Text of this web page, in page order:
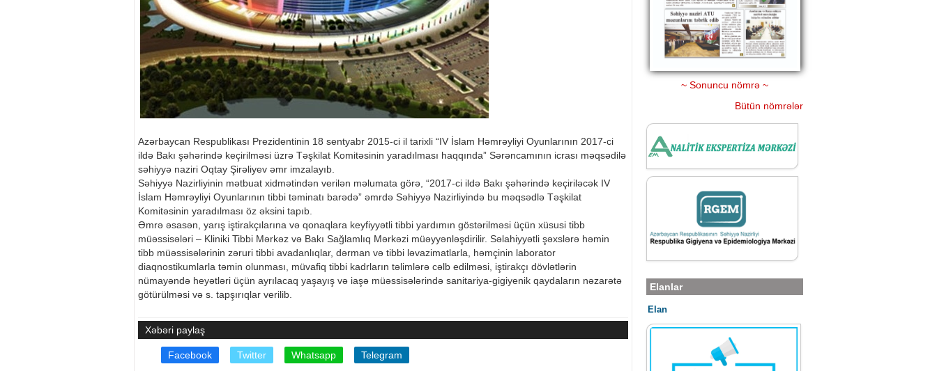
Azərbaycan Respublikası Prezidentinin 18 sentyabr 2015-ci il tarixli “IV İslam Həmrəyliyi Oyunlarının 2017-ci
ildə Bakı şəhərində keçirilməsi üzrə Təşkilat Komitəsinin yaradılması haqqında” Sərəncamının icrası məqsədilə
səhiyyə naziri Oqtay Şirəliyev əmr imzalayıb.
Səhiyyə Nazirliyinin mətbuat xidmətindən verilən məlumata görə, “2017-ci ildə Bakı şəhərində keçiriləcək IV
İslam Həmrəyliyi Oyunlarının tibbi təminatı barədə” əmrdə Səhiyyə Nazirliyində bu məqsədlə Təşkilat
Komitəsinin yaradılması öz əksini tapıb.
Əmrə əsasən, yarış iştirakçılarına və qonaqlara keyfiyyətli tibbi yardımın göstərilməsi üçün xüsusi tibb
müəssisələri – Kliniki Tibbi Mərkəz və Bakı Sağlamlıq Mərkəzi müəyyənləşdirilir. Səlahiyyətli şəxslərə həmin
tibb müəssisələrinin zəruri tibbi avadanlıqlar, dərman və tibbi ləvazimatlarla, həmçinin laborator
diaqnostikumlarla təmin olunması, müvafiq tibbi kadrların təlimlərə cəlb edilməsi, iştirakçı dövlətlərin
nümayəndə heyətləri üçün ayrılacaq yaşayış və iaşə müəssisələrində sanitariya-gigiyenik qaydaların nəzarətə
götürülməsi və s. tapşırıqlar verilib.
Xəbəri paylaş
Facebook Twitter Whatsapp Telegram
~ Sonuncu nömrə ~
Bütün nömrələr
Elanlar
Elan